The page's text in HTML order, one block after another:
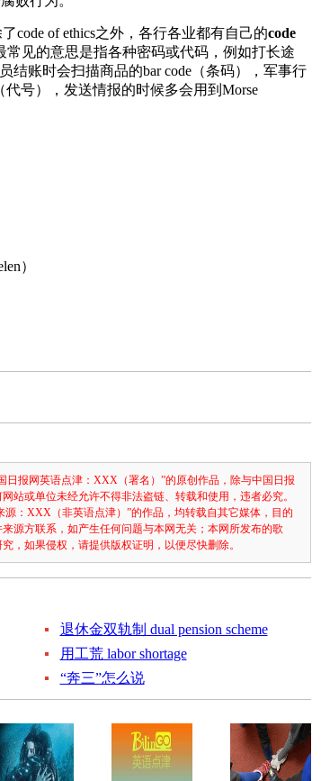
code of ethics之外，各行各业都有自己的code
常见的意思是指各种密码或代码，例如打长途
结账时会扫描商品的bar code（条码），军事行
代号），发送情报的时候多会用到Morse
）
日报网英语点津：XXX（署名）”的原创作品，除与中国日报
站或单位未经允许不得非法盗链、转载和使用，违者必究。
源：XXX（非英语点津）”的作品，均转载自其它媒体，目的
源方联系，如产生任何问题与本网无关；本网所发布的歌
，如果侵权，请提供版权证明，以便尽快删除。
退休金双轨制 dual pension scheme
用工荒 labor shortage
“奔三”怎么说